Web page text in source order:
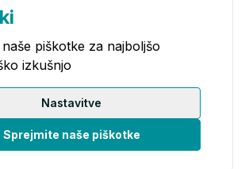
piškotke za najboljšo
izkušnjo
Nastavitve
Sprejmite naše piškotke